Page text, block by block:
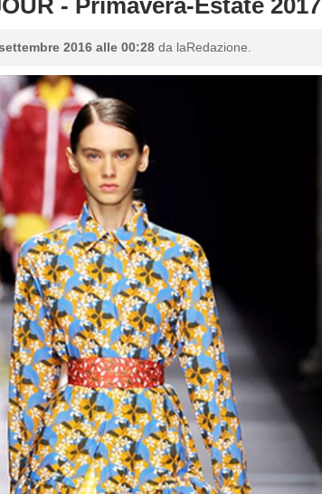
- Primavera-Estate 2017
2016 alle 00:28 da laRedazione.